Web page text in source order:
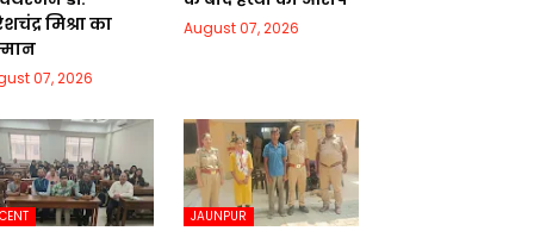
मिश्रा का
07, 2026
August 07, 2026
JAUNPUR